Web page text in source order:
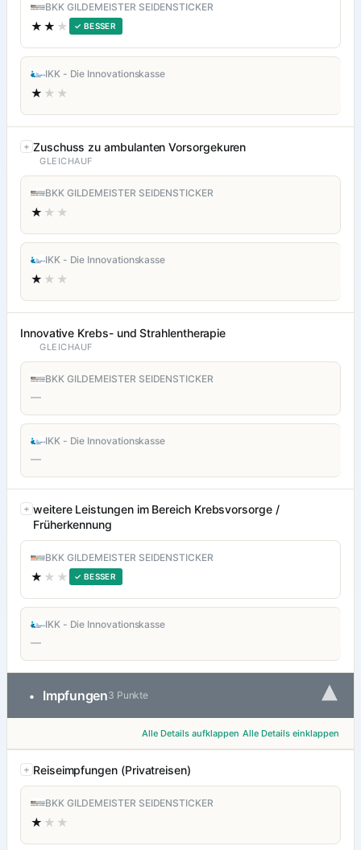
BKK GILDEMEISTER SEIDENSTICKER
★★ ★ ✓ BESSER
IKK - Die Innovationskasse
★ ★★
Zuschuss zu ambulanten Vorsorgekuren
GLEICHAUF
BKK GILDEMEISTER SEIDENSTICKER
★ ★★
IKK - Die Innovationskasse
★ ★★
Innovative Krebs- und Strahlentherapie
GLEICHAUF
BKK GILDEMEISTER SEIDENSTICKER
—
IKK - Die Innovationskasse
—
weitere Leistungen im Bereich Krebsvorsorge /
Früherkennung
BKK GILDEMEISTER SEIDENSTICKER
★ ★★ ✓ BESSER
IKK - Die Innovationskasse
—
• Impfungen3 Punkte ▾
Alle Details aufklappen Alle Details einklappen
Reiseimpfungen (Privatreisen)
BKK GILDEMEISTER SEIDENSTICKER
★ ★★